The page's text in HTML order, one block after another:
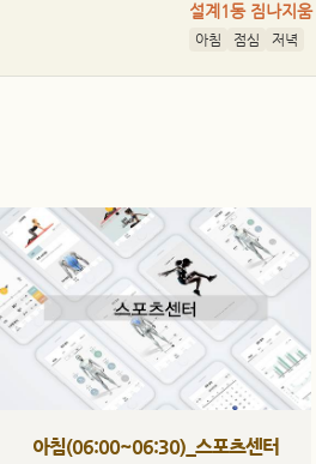
설계1동 짐나지움
아침 점심 저녁
아침(06:00~06:30)_스포츠센터